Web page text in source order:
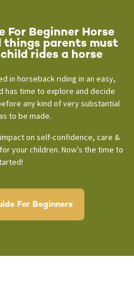
For Beginner Horse
things parents must
rides a horse
in horseback riding in an easy,
has time to explore and decide
any kind of very substantial
to be made.
on self-confidence, care &
your children. Now’s the time to
For Beginners